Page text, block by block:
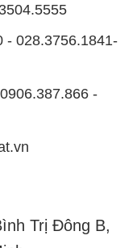
- 028.3756.1841-
-
Trị Đông B,